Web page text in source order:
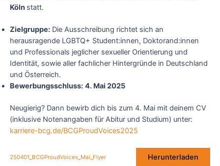
Köln statt.
Zielgruppe: Die Ausschreibung richtet sich an
herausragende LGBTQ+ Student:innen, Doktorand:innen
und Professionals jeglicher sexueller Orientierung und
Identität, sowie aller fachlicher Hintergründe in Deutschland
und Österreich.
Bewerbungsschluss: 4. Mai 2025
Neugierig? Dann bewirb dich bis zum 4. Mai mit deinem CV
(inklusive Notenangaben für Abitur und Studium) unter:
karriere-bcg.de/BCGProudVoices2025
250401_BCGProudVoices_Mai_Flyer Herunterladen